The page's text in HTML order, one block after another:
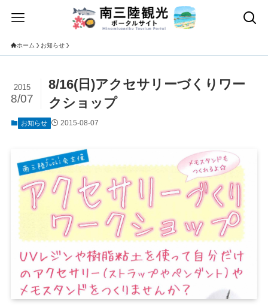
ホーム お知らせ
8/16(日)アクセサリーづくりワー
クショップ
2015
8/07
お知らせ 2015-08-07